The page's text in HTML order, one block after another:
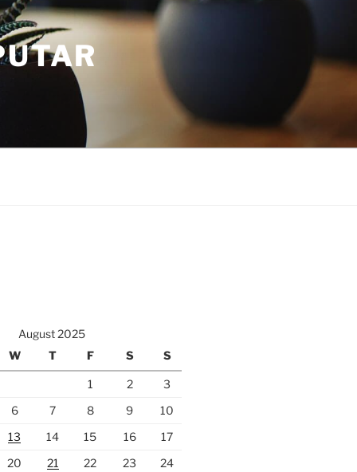
August 2025
W T F S S
1 2
3
6 7 8 9
10
13 14 15 16
17
20 21 22 23
24